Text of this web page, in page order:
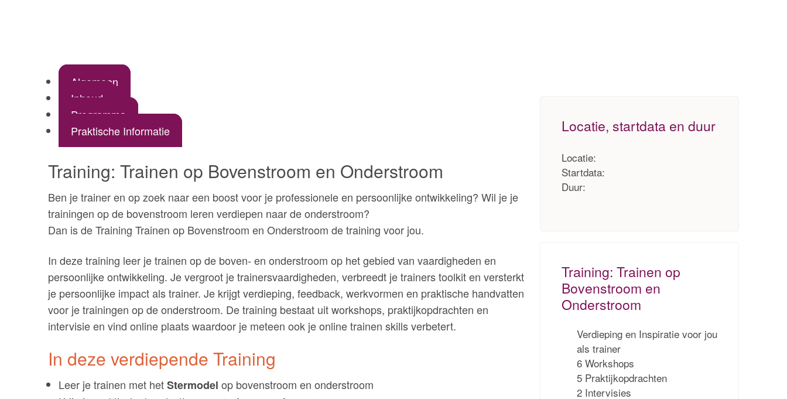
Algemeen
Inhoud
Programma
Praktische Informatie
Training: Trainen op Bovenstroom en Onderstroom
Ben je trainer en op zoek naar een boost voor je professionele en persoonlijke ontwikkeling? Wil je je
trainingen op de bovenstroom leren verdiepen naar de onderstroom?
Dan is de Training Trainen op Bovenstroom en Onderstroom de training voor jou.
In deze training leer je trainen op de boven- en onderstroom op het gebied van vaardigheden en
persoonlijke ontwikkeling. Je vergroot je trainersvaardigheden, verbreedt je trainers toolkit en versterkt
je persoonlijke impact als trainer. Je krijgt verdieping, feedback, werkvormen en praktische handvatten
voor je trainingen op de onderstroom. De training bestaat uit workshops, praktijkopdrachten en
intervisie en vind online plaats waardoor je meteen ook je online trainen skills verbetert.
In deze verdiepende Training
Leer je trainen met hetStermodel op bovenstroom en onderstroom
Locatie, startdata en duur
Locatie:
Startdata:
Duur:
Training: Trainen op
Bovenstroom en
Onderstroom
Verdieping en Inspiratie voor jou
als trainer
6 Workshops
5 Praktijkopdrachten
2 Intervisies